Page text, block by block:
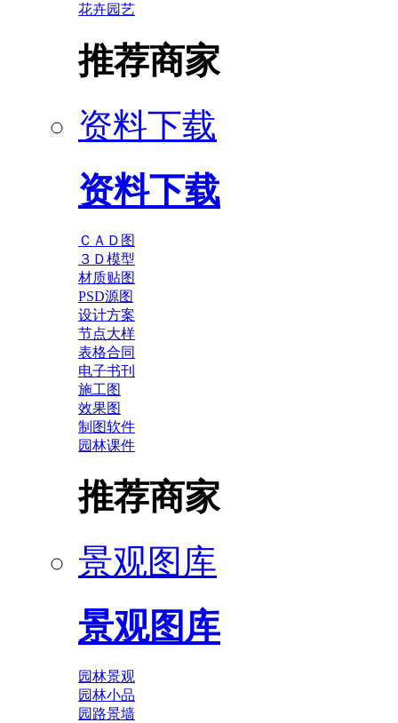
花卉园艺
推荐商家
资料下载
资料下载
ＣＡＤ图
３Ｄ模型
材质贴图
PSD源图
设计方案
节点大样
表格合同
电子书刊
施工图
效果图
制图软件
园林课件
推荐商家
景观图库
景观图库
园林景观
园林小品
园路景墙